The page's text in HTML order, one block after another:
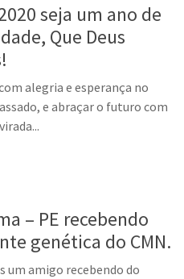
seja um ano de
Que Deus
alegria e esperança no
e abraçar o futuro com
– PE recebendo
genética do CMN.
um amigo recebendo do